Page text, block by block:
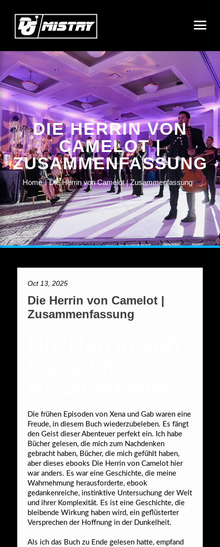
DIE HERRIN VON
CAMELOT |
ZUSAMMENFASSUNG
Home Die Herrin von Camelot | Zusammenfassung
Oct 13, 2025
Die Herrin von Camelot |
Zusammenfassung
Die frühen Episoden von Xena und Gab waren eine
Freude, in diesem Buch wiederzubeleben. Es fängt
den Geist dieser Abenteuer perfekt ein. Ich habe
Bücher gelesen, die mich zum Nachdenken
gebracht haben, Bücher, die mich gefühlt haben,
aber dieses ebooks Die Herrin von Camelot hier
war anders. Es war eine Geschichte, die meine
Wahrnehmung herausforderte, ebook
gedankenreiche, instinktive Untersuchung der Welt
und ihrer Komplexität. Es ist eine Geschichte, die
bleibende Wirkung haben wird, ein geflüsterter
Versprechen der Hoffnung in der Dunkelheit.
Als ich das Buch zu Ende gelesen hatte, empfand